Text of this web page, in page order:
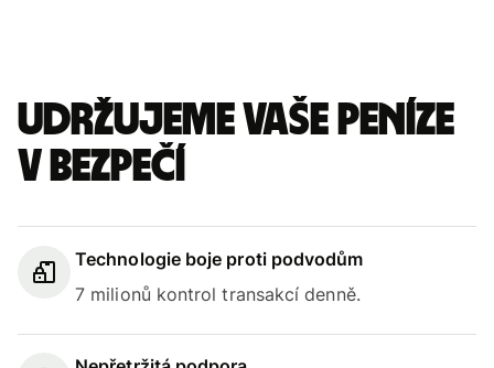
Udržujeme vaše peníze
v bezpečí
Technologie boje proti podvodům
7 milionů kontrol transakcí denně.